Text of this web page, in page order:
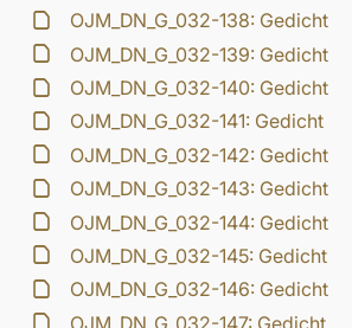
OJM_DN_G_032-138: Gedicht
OJM_DN_G_032-139: Gedicht
OJM_DN_G_032-140: Gedicht
OJM_DN_G_032-141: Gedicht
OJM_DN_G_032-142: Gedicht
OJM_DN_G_032-143: Gedicht
OJM_DN_G_032-144: Gedicht
OJM_DN_G_032-145: Gedicht
OJM_DN_G_032-146: Gedicht
OJM_DN_G_032-147: Gedicht